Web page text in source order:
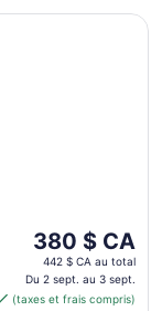
Le
prix
est
de 380 $ CA
380 $ CA
442 $ CA au total
Du 2 sept. au 3 sept.
(taxes et frais compris)